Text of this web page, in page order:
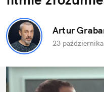
Artur
23